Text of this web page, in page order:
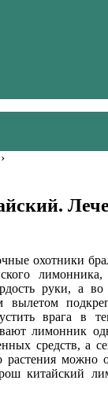
›
охотники
лимонника,
руки, а
вылетом
врага в
лимонник
средств, а
растения можно
китайский